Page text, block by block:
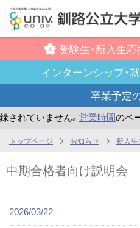
ン
コ
受験生・新入生
インターンシップ・
卒業予定
れていません。営業時間のペー
トップページ お知らせ 新入生
中期合格者向け説明会
2026/03/22